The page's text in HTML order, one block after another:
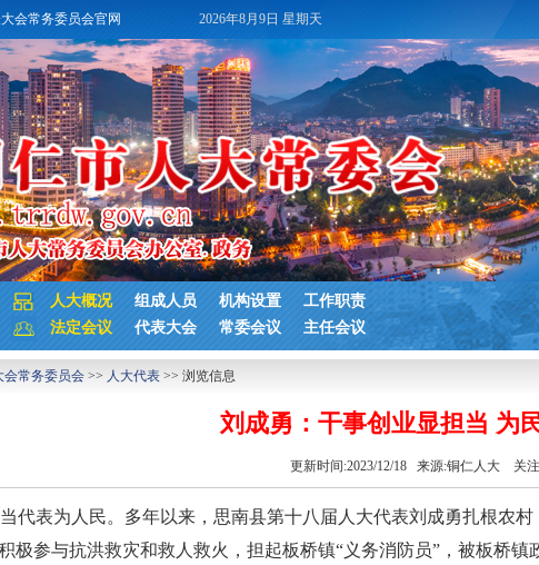
会常务委员会官网 2026年8月9日 星期天
人大概况 组成人员 机构设置
工作职责
法定会议
代表大会 常委会议 主任会议
会常务委员会>> 人大代表>> 浏览信息
刘成勇：干事创业显担当 为
更新时间:2023/12/18 来源:铜仁人大 关
代表为人民。多年以来，思南县第十八届人大代表刘成勇扎根农
极参与抗洪救灾和救人救火，担起板桥镇“义务消防员”，被板桥